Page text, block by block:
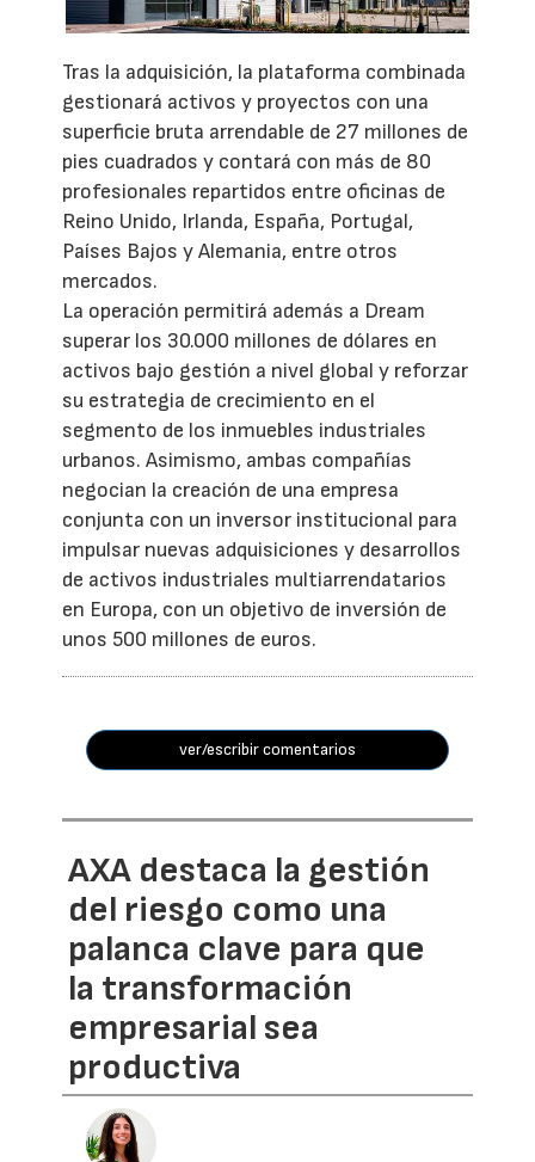
Tras la adquisición, la plataforma combinada
gestionará activos y proyectos con una
superficie bruta arrendable de 27 millones de
pies cuadrados y contará con más de 80
profesionales repartidos entre oficinas de
Reino Unido, Irlanda, España, Portugal,
Países Bajos y Alemania, entre otros
mercados.
La operación permitirá además a Dream
superar los 30.000 millones de dólares en
activos bajo gestión a nivel global y reforzar
su estrategia de crecimiento en el
segmento de los inmuebles industriales
urbanos. Asimismo, ambas compañías
negocian la creación de una empresa
conjunta con un inversor institucional para
impulsar nuevas adquisiciones y desarrollos
de activos industriales multiarrendatarios
en Europa, con un objetivo de inversión de
unos 500 millones de euros.
ver/escribir comentarios
AXA destaca la gestión
del riesgo como una
palanca clave para que
la transformación
empresarial sea
productiva